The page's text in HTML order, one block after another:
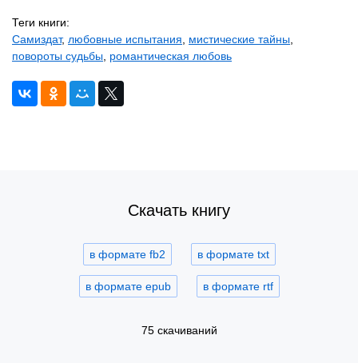
Теги книги:
Самиздат, любовные испытания, мистические тайны,
повороты судьбы, романтическая любовь
Скачать книгу
в формате fb2 в формате txt
в формате epub в формате rtf
75 скачиваний